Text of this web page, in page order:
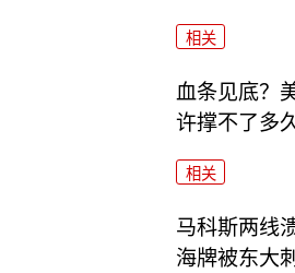
相关
血条见底？
许撑不了多
相关
马科斯两线
海牌被东大